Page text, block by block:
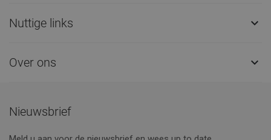
Nuttige links 
Over ons 
Nieuwsbrief